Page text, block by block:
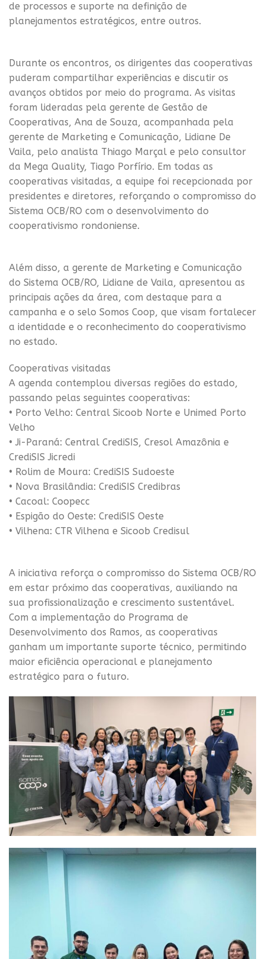
de processos e suporte na definição de
planejamentos estratégicos, entre outros.
Durante os encontros, os dirigentes das cooperativas
puderam compartilhar experiências e discutir os
avanços obtidos por meio do programa. As visitas
foram lideradas pela gerente de Gestão de
Cooperativas, Ana de Souza, acompanhada pela
gerente de Marketing e Comunicação, Lidiane De
Vaila, pelo analista Thiago Marçal e pelo consultor
da Mega Quality, Tiago Porfírio. Em todas as
cooperativas visitadas, a equipe foi recepcionada por
presidentes e diretores, reforçando o compromisso do
Sistema OCB/RO com o desenvolvimento do
cooperativismo rondoniense.
Além disso, a gerente de Marketing e Comunicação
do Sistema OCB/RO, Lidiane de Vaila, apresentou as
principais ações da área, com destaque para a
campanha e o selo Somos Coop, que visam fortalecer
a identidade e o reconhecimento do cooperativismo
no estado.
Cooperativas visitadas
A agenda contemplou diversas regiões do estado,
passando pelas seguintes cooperativas:
• Porto Velho: Central Sicoob Norte e Unimed Porto
Velho
• Ji-Paraná: Central CrediSIS, Cresol Amazônia e
CrediSIS Jicredi
• Rolim de Moura: CrediSIS Sudoeste
• Nova Brasilândia: CrediSIS Credibras
• Cacoal: Coopecc
• Espigão do Oeste: CrediSIS Oeste
• Vilhena: CTR Vilhena e Sicoob Credisul
A iniciativa reforça o compromisso do Sistema OCB/RO
em estar próximo das cooperativas, auxiliando na
sua profissionalização e crescimento sustentável.
Com a implementação do Programa de
Desenvolvimento dos Ramos, as cooperativas
ganham um importante suporte técnico, permitindo
maior eficiência operacional e planejamento
estratégico para o futuro.